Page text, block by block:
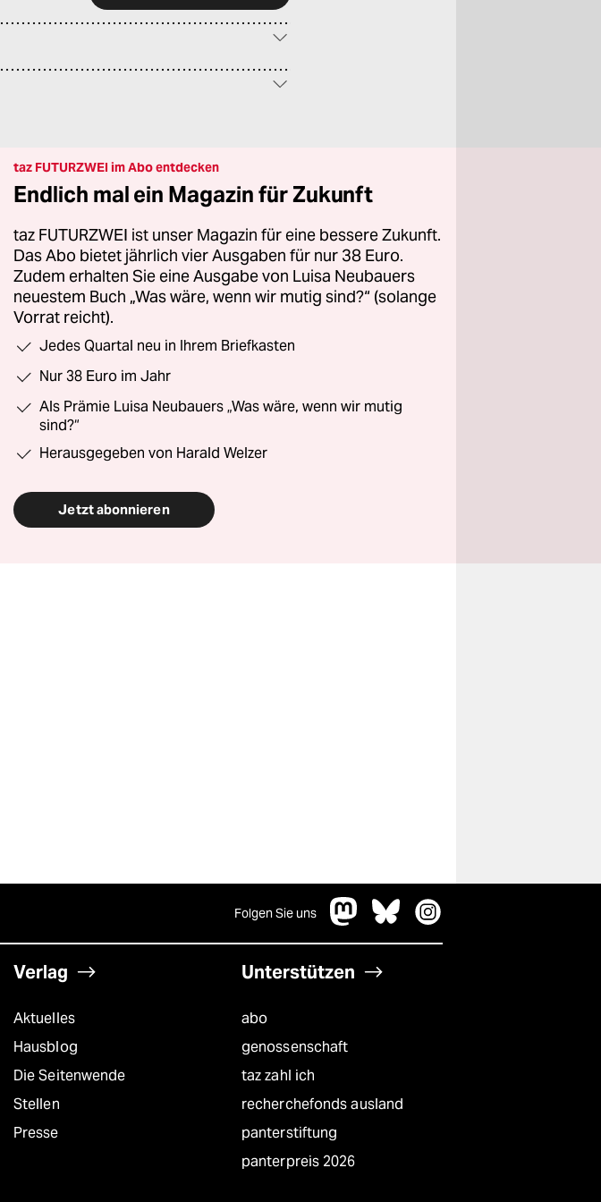
taz FUTURZWEI im Abo entdecken
Endlich mal ein Magazin für Zukunft
taz FUTURZWEI ist unser Magazin für eine bessere Zukunft.
Das Abo bietet jährlich vier Ausgaben für nur 38 Euro.
Zudem erhalten Sie eine Ausgabe von Luisa Neubauers
neuestem Buch „Was wäre, wenn wir mutig sind?“ (solange
Vorrat reicht).
Jedes Quartal neu in Ihrem Briefkasten
Nur 38 Euro im Jahr
Als Prämie Luisa Neubauers „Was wäre, wenn wir mutig
sind?“
Herausgegeben von Harald Welzer
Jetzt abonnieren
Folgen Sie uns
Verlag
Aktuelles
Hausblog
Die Seitenwende
Stellen
Presse
Unterstützen
abo
genossenschaft
taz zahl ich
recherchefonds ausland
panterstiftung
panterpreis 2026